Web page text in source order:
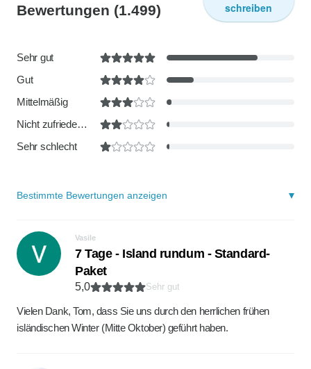
Bewertungen (1.499)
schreiben
Sehr gut
Gut
Mittelmäßig
Nicht zufriedenstellend
Sehr schlecht
Bestimmte Bewertungen anzeigen
Vasile
7 Tage - Island rundum - Standard-
Paket
5,0 Sehr gut
Vielen Dank, Tom, dass Sie uns durch den herrlichen frühen
isländischen Winter (Mitte Oktober) geführt haben.